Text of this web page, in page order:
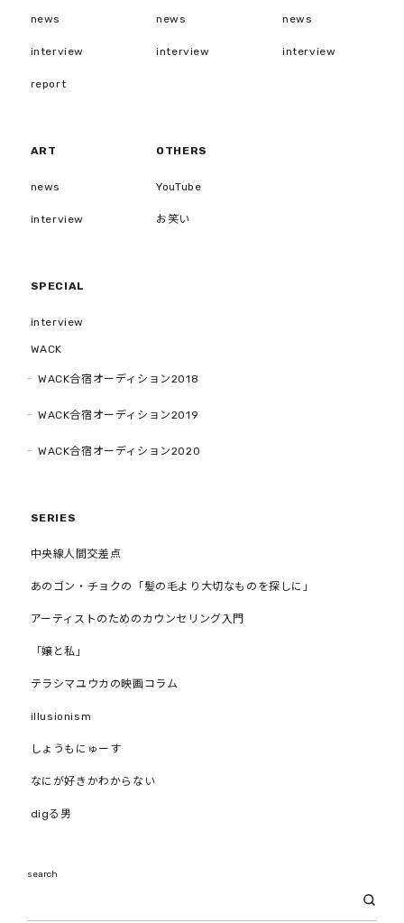
news
interview
report
news
interview
news
interview
ART
news
interview
OTHERS
YouTube
お笑い
SPECIAL
interview
WACK
WACK合宿オーディション2018
WACK合宿オーディション2019
WACK合宿オーディション2020
SERIES
中央線人間交差点
あのゴン・チョクの「髪の毛より大切なものを探しに」
アーティストのためのカウンセリング入門
「嬢と私」
テラシマユウカの映画コラム
illusionism
しょうもにゅーす
なにが好きかわからない
digる男
search